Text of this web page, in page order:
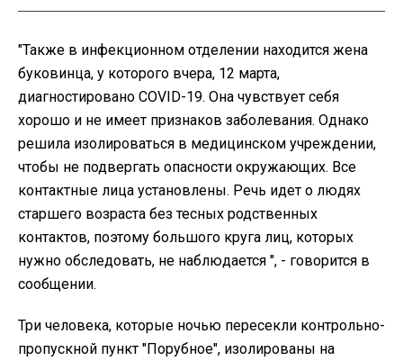
"Также в инфекционном отделении находится жена
буковинца, у которого вчера, 12 марта,
диагностировано COVID-19. Она чувствует себя
хорошо и не имеет признаков заболевания. Однако
решила изолироваться в медицинском учреждении,
чтобы не подвергать опасности окружающих. Все
контактные лица установлены. Речь идет о людях
старшего возраста без тесных родственных
контактов, поэтому большого круга лиц, которых
нужно обследовать, не наблюдается ", - говорится в
сообщении.
Три человека, которые ночью пересекли контрольно-
пропускной пункт "Порубное", изолированы на